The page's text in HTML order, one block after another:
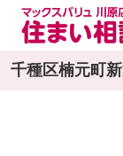
千種区楠元町